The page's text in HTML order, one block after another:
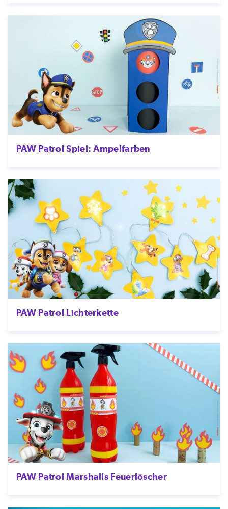
PAW Patrol Spiel: Ampelfarben
PAW Patrol Lichterkette
PAW Patrol Marshalls Feuerlöscher